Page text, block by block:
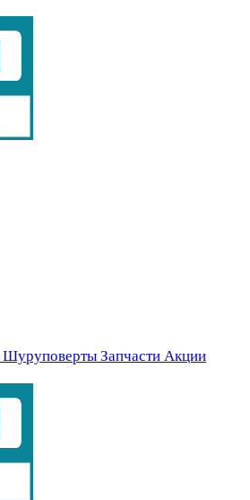
Шуруповерты Запчасти Акции